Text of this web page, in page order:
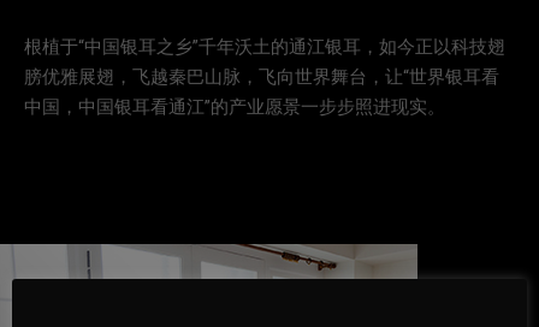
根植于“中国银耳之乡”千年沃土的通江银耳，如今正以科技翅
膀优雅展翅，飞越秦巴山脉，飞向世界舞台，让“世界银耳看
中国，中国银耳看通江”的产业愿景一步步照进现实。